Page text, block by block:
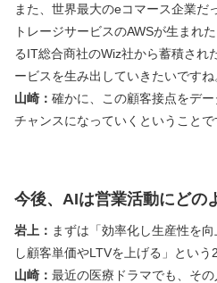
また、世界最大のeコマース企業だ
トレージサービスのAWSが生まれ
るIT総合商社のWiz社から蓄積され
ービスを生み出していきたいですね
山崎： 確かに、この顧客接点をデ
チャンスになっていくということで
今後、AIは営業活動にどの
岩上： まずは「効率化し生産性を
し顧客単価やLTVを上げる」という
山崎： 最近の医療ドラマでも、そ